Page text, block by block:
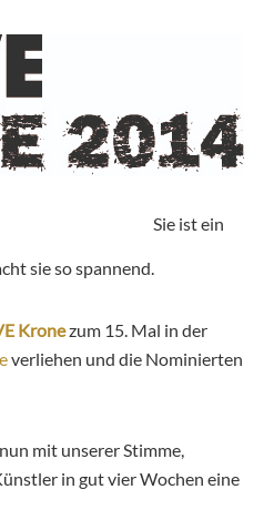
Sie ist ein
sie so spannend.
Kronezum 15. Mal in der
verliehen und die Nominierten
mit unserer Stimme,
in gut vier Wochen eine